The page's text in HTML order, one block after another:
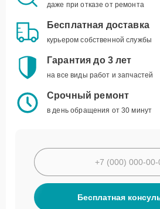
даже при отказе от ремонта
Бесплатная доставка
курьером собственной службы
Гарантия до 3 лет
на все виды работ и запчастей
Срочный ремонт
в день обращения от 30 минут
Бесплатная